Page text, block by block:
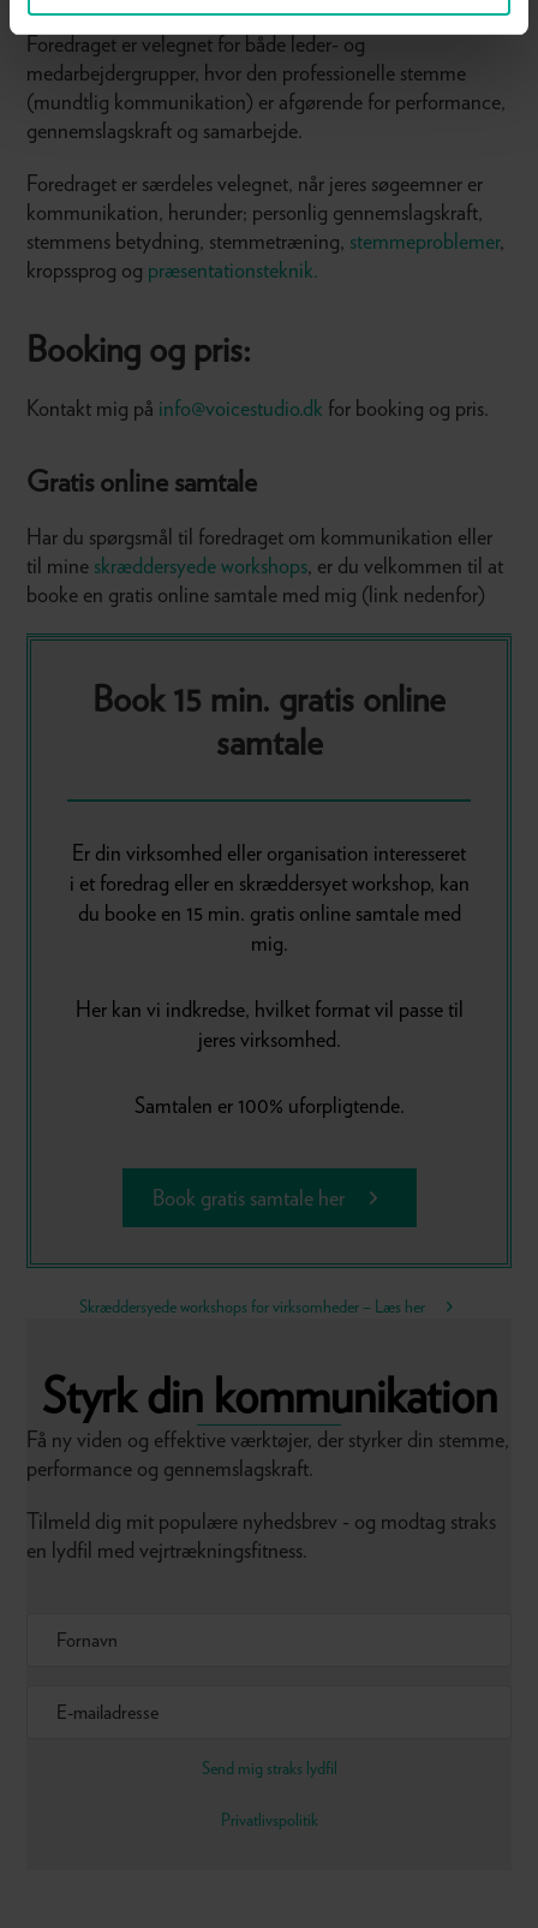
Foredraget er velegnet for både leder- og
medarbejdergrupper, hvor den professionelle stemme
(mundtlig kommunikation) er afgørende for performance,
gennemslagskraft og samarbejde.
Foredraget er særdeles velegnet, når jeres søgeemner er
kommunikation, herunder; personlig gennemslagskraft,
stemmens betydning, stemmetræning, stemmeproblemer,
kropssprog og præsentationsteknik.
Booking og pris:
Kontakt mig på info@voicestudio.dk for booking og pris.
Gratis online samtale
Har du spørgsmål til foredraget om kommunikation eller
til mine skræddersyede workshops, er du velkommen til at
booke en gratis online samtale med mig (link nedenfor)
Book 15 min. gratis online
samtale
Er din virksomhed eller organisation interesseret
i et foredrag eller en skræddersyet workshop, kan
du booke en 15 min. gratis online samtale med
mig.
Her kan vi indkredse, hvilket format vil passe til
jeres virksomhed.
Samtalen er 100% uforpligtende.
Book gratis samtale her
Skræddersyede workshops for virksomheder – Læs her
Styrk din kommunikation
Få ny viden og effektive værktøjer, der styrker din stemme,
performance og gennemslagskraft.
Tilmeld dig mit populære nyhedsbrev - og modtag straks
en lydfil med vejrtrækningsfitness.
Send mig straks lydfil
Privatlivspolitik